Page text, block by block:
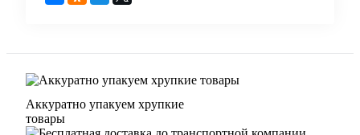
Аккуратно упакуем хрупкие
товары